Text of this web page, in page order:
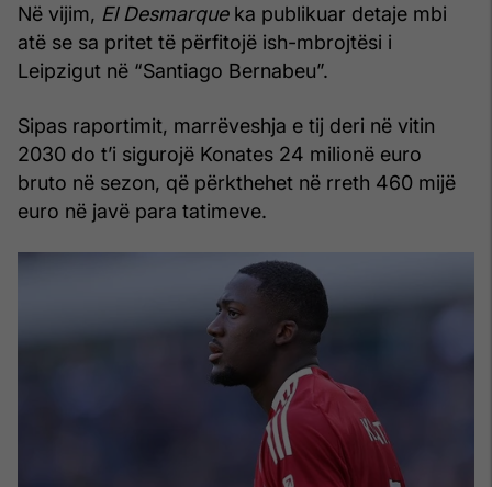
Në vijim, El Desmarqueka publikuar detaje mbi
atë se sa pritet të përfitojë ish-mbrojtësi i
Leipzigut në “Santiago Bernabeu”.
Sipas raportimit, marrëveshja e tij deri në vitin
2030 do t’i sigurojë Konates 24 milionë euro
bruto në sezon, që përkthehet në rreth 460 mijë
euro në javë para tatimeve.